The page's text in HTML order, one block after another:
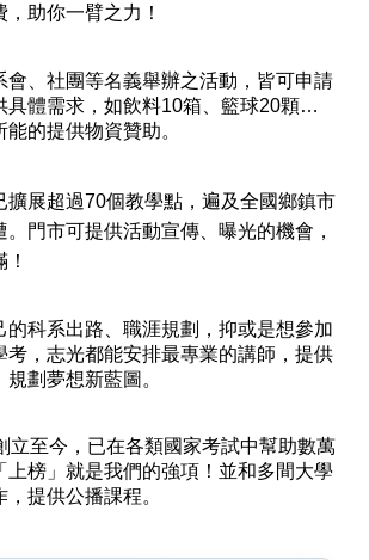
助你一臂之力！
會、社團等名義舉辦之活動，皆可申請
具體需求，如飲料10箱、籃球20顆…
的提供物資贊助。
擴展超過70個教學點，遍及全國鄉鎮市
。門市可提供活動宣傳、曝光的機會，
的科系出路、職涯規劃，抑或是想參加
考，志光都能安排最專業的講師，提供
劃夢想新藍圖。
立至今，已在各類國家考試中幫助數萬
上榜」就是我們的強項！並和多間大學
提供公播課程。